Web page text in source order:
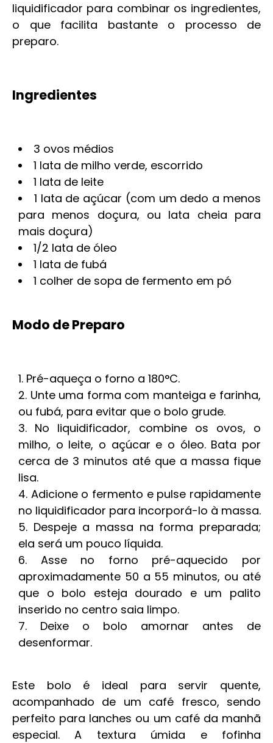
liquidificador para combinar os ingredientes,
o que facilita bastante o processo de
preparo.
Ingredientes
3 ovos médios
1 lata de milho verde, escorrido
1 lata de leite
1 lata de açúcar (com um dedo a menos
para menos doçura, ou lata cheia para
mais doçura)
1/2 lata de óleo
1 lata de fubá
1 colher de sopa de fermento em pó
Modo de Preparo
Pré-aqueça o forno a 180°C.
Unte uma forma com manteiga e farinha,
ou fubá, para evitar que o bolo grude.
No liquidificador, combine os ovos, o
milho, o leite, o açúcar e o óleo. Bata por
cerca de 3 minutos até que a massa fique
lisa.
Adicione o fermento e pulse rapidamente
no liquidificador para incorporá-lo à massa.
Despeje a massa na forma preparada;
ela será um pouco líquida.
Asse no forno pré-aquecido por
aproximadamente 50 a 55 minutos, ou até
que o bolo esteja dourado e um palito
inserido no centro saia limpo.
Deixe o bolo amornar antes de
desenformar.
Este bolo é ideal para servir quente,
acompanhado de um café fresco, sendo
perfeito para lanches ou um café da manhã
especial. A textura úmida e fofinha